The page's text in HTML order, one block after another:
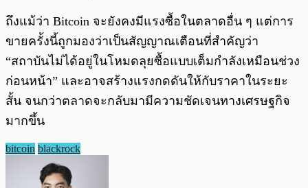
ถึงแม้ว่า Bitcoin จะยังคงมีแรงซื้อในตลาดอื่น ๆ แต่การ
ขายครั้งนี้ถูกมองว่าเป็นสัญญาณเตือนที่สำคัญว่า
“สถาบันไม่ได้อยู่ในโหมดลุยซื้อแบบเต็มกำลังเหมือนช่วง
ก่อนหน้า” และอาจสร้างแรงกดดันให้กับราคาในระยะ
สั้น จนกว่าตลาดจะกลับมามีความชัดเจนทางเศรษฐกิจ
มากขึ้น
bitcoin blackrock